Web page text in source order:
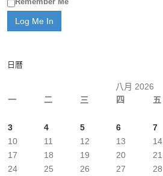
日曆
八月 2026
一
二 三 四 五
3
4 5 6 7
10
11 12 13 14
17
18 19 20 21
24
25 26 27 28